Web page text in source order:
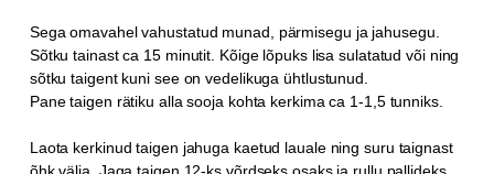
Sega omavahel vahustatud munad, pärmisegu ja jahusegu.
Sõtku tainast ca 15 minutit. Kõige lõpuks lisa sulatatud või ning
sõtku taigent kuni see on vedelikuga ühtlustunud.
Pane taigen rätiku alla sooja kohta kerkima ca 1-1,5 tunniks.
Laota kerkinud taigen jahuga kaetud lauale ning suru taignast